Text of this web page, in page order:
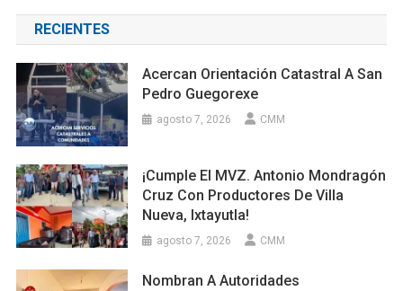
RECIENTES
Acercan Orientación Catastral A San
Pedro Guegorexe
agosto 7, 2026 CMM
¡Cumple El MVZ. Antonio Mondragón
Cruz Con Productores De Villa
Nueva, Ixtayutla!
agosto 7, 2026 CMM
Nombran A Autoridades